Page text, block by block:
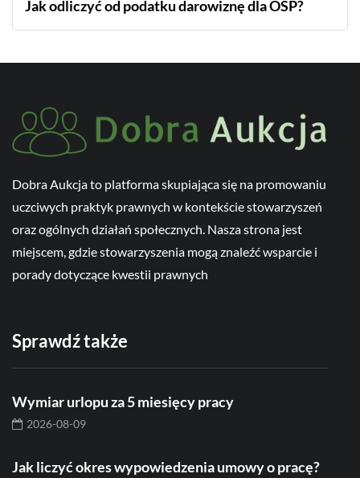
Jak odliczyć od podatku darowiznę dla OSP?
Dobra Aukcja to platforma skupiająca się na promowaniu
uczciwych praktyk prawnych w kontekście stowarzyszeń
oraz ogólnych działań społecznych. Nasza strona jest
miejscem, gdzie stowarzyszenia mogą znaleźć wsparcie i
porady dotyczące kwestii prawnych
Sprawdź także
Wymiar urlopu za 5 miesięcy pracy
2026-08-09
Jak liczyć okres wypowiedzenia umowy o pracę?